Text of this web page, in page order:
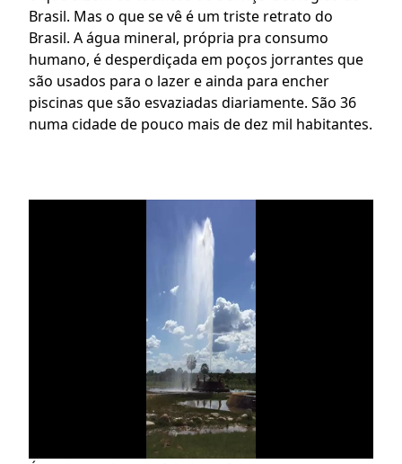
Brasil. Mas o que se vê é um triste retrato do
Brasil. A água mineral, própria pra consumo
humano, é desperdiçada em poços jorrantes que
são usados para o lazer e ainda para encher
piscinas que são esvaziadas diariamente. São 36
numa cidade de pouco mais de dez mil habitantes.